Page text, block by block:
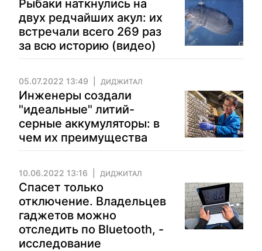
Рыбаки наткнулись на
двух редчайших акул: их
встречали всего 269 раз
за всю историю (видео)
05.07.2022 13:49 ДИДЖИТАЛ
Инженеры создали
"идеальные" литий-
серные аккумуляторы: в
чем их преимущества
10.06.2022 13:16 ДИДЖИТАЛ
Спасет только
отключение. Владельцев
гаджетов можно
отследить по Bluetooth, -
исследование